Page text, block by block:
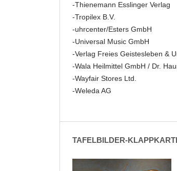
-Thienemann Esslinger Verlag
-Tropilex B.V.
-uhrcenter/Esters GmbH
-Universal Music GmbH
-Verlag Freies Geistesleben &
-Wala Heilmittel GmbH / Dr.
-Wayfair Stores Ltd.
-Weleda AG
TAFELBILDER-